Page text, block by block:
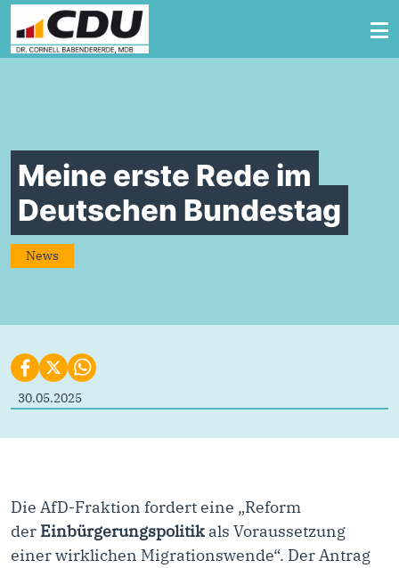
Zum Inhalt springen
Meine erste Rede im
Deutschen Bundestag
News
30.05.2025
Die AfD-Fraktion fordert eine „Reform
der Einbürgerungspolitik als Voraussetzung
einer wirklichen Migrationswende“. Der Antrag